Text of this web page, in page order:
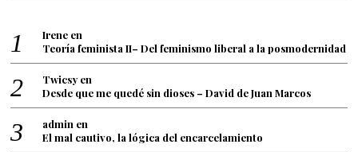
Irene en
Teoría feminista II– Del feminismo liberal a la posmodernidad
Twicsy en
Desde que me quedé sin dioses – David de Juan Marcos
admin en
El mal cautivo, la lógica del encarcelamiento